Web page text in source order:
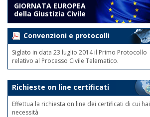
GIORNATA EUROPEA
della Giustizia Civile
Convenzioni e protocolli
Siglato in data 23 luglio 2014 il Primo Protocollo
relativo al Processo Civile Telematico.
Richieste on line certificati
Effettua la richiesta on line dei certificati di cui hai
necessità